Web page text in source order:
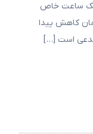
یک ساعت خاص
کاهش پیدا
است […]